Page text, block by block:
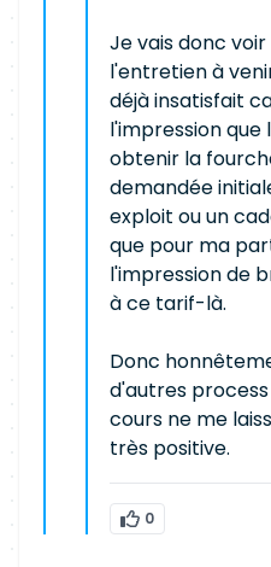
Je vais donc
l'entretien à
déjà insatisfait
l'impression que
obtenir la
demandée
exploit ou un
que pour ma
l'impression de
à ce tarif-là.
Donc
d'autres
cours ne me
très positive.
0